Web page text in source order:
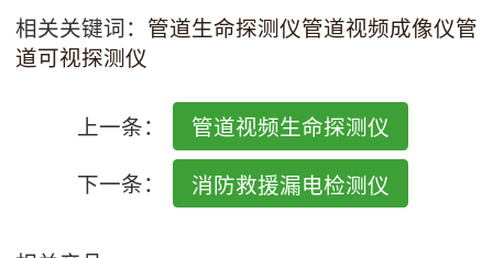
相关关键词： 管道生命探测仪管道视频成像仪管
道可视探测仪
上一条：
管道视频生命探测仪
下一条：
消防救援漏电检测仪